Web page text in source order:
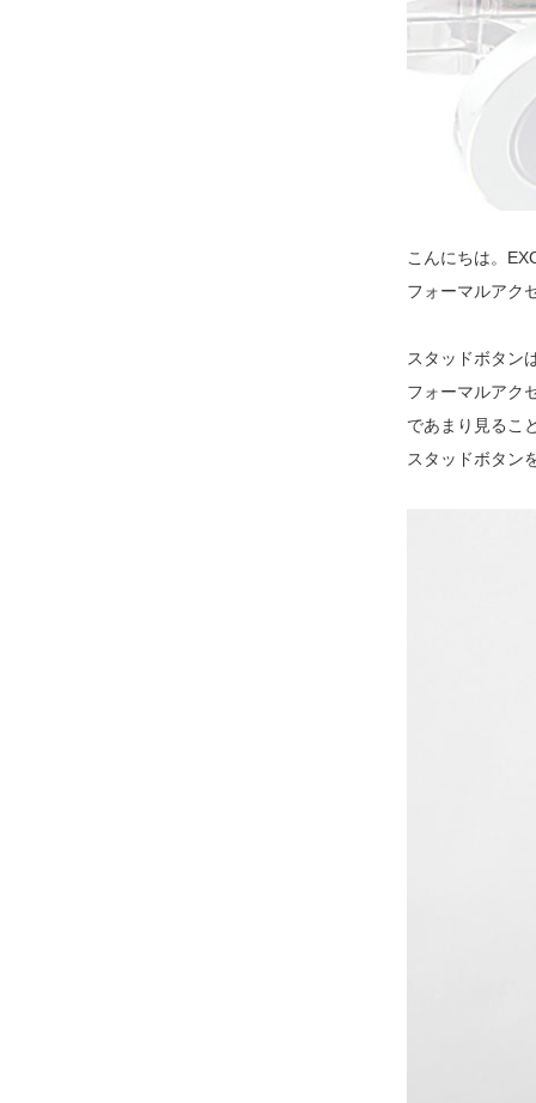
こんにちは。
フォーマルアク
スタッドボタン
フォーマルアク
であまり見るこ
スタッドボタン